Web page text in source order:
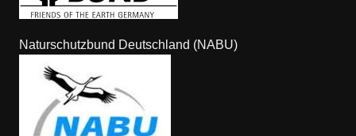
Naturschutzbund Deutschland (NABU)